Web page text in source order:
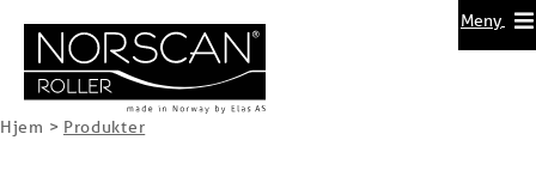
Meny
Hjem > Produkter